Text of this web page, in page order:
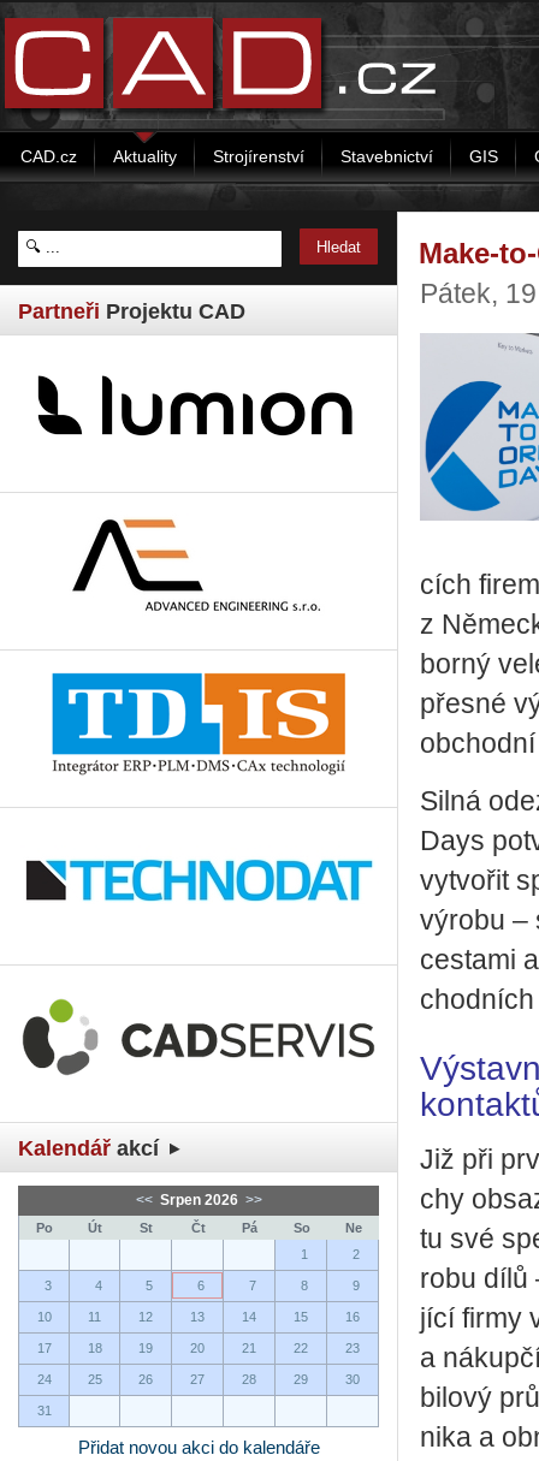
CAD.cz Aktuality Strojírenství Stavebnictví GIS
Partneři Projektu CAD
Kalendář akcí
<< Srpen 2026 >>
Po Út St Čt Pá So
Ne
1
2
3 4 5 6 7 8 9
10 11 12 13 14 15 16
17 18 19 20 21 22 23
24 25 26 27 28 29 30
31
Přidat novou akci do kalendáře
Make-
Pátek,
cích
z
bor­ný
přes­né
Silná
Days
vy­tvo­řit
vý­ro­bu –
cesta­mi
Již při
chy
tu své
ro­bu dílů
jí­cí firmy
a
bi­lo­vý
ni­ka a